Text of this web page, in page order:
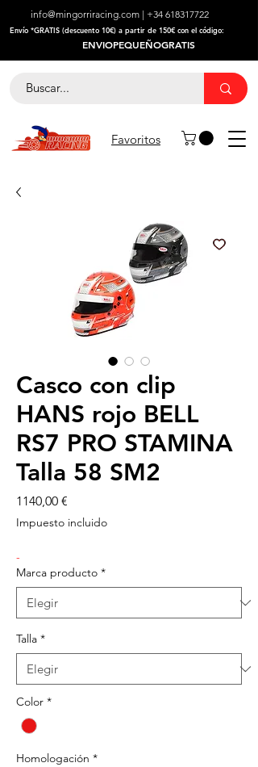
info@mingorriracing.com | +34 618317722
​Envío *GRATIS (descuento 10€) a partir de 150€ con el código:
ENVIOPEQUEÑOGRATIS
Favoritos
Casco con clip
HANS rojo BELL
RS7 PRO STAMINA
Talla 58 SM2
1140,00 €
Impuesto incluido
-
Marca producto *
Talla *
Color *
Homologación *